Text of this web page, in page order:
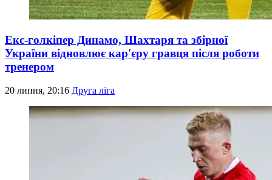
Екс-голкіпер Динамо, Шахтаря та збірної
України відновлює кар'єру гравця після роботи
тренером
20 липня, 20:16 Друга ліга